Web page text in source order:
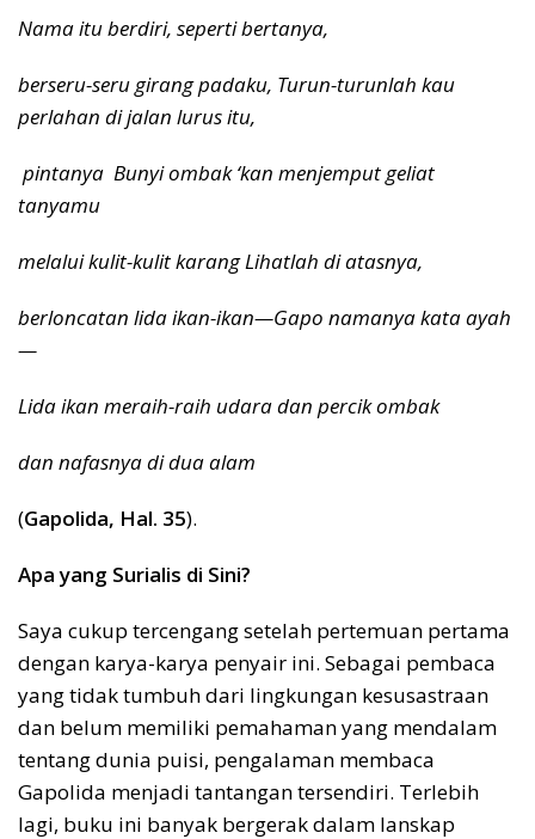
Nama itu berdiri, seperti bertanya,
berseru-seru girang padaku, Turun-turunlah kau
perlahan di jalan lurus itu,
pintanya Bunyi ombak ‘kan menjemput geliat
tanyamu
melalui kulit-kulit karang Lihatlah di atasnya,
berloncatan lida ikan-ikan—Gapo namanya kata ayah
—
Lidaikan meraih-raih udara dan percik ombak
dan nafasnya di dua alam
(Gapolida, Hal. 35).
Apa yang Surialis di Sini?
Saya cukup tercengang setelah pertemuan pertama
dengan karya-karya penyair ini. Sebagai pembaca
yang tidak tumbuh dari lingkungan kesusastraan
dan belum memiliki pemahaman yang mendalam
tentang dunia puisi, pengalaman membaca
Gapolida menjadi tantangan tersendiri. Terlebih
lagi, buku ini banyak bergerak dalam lanskap